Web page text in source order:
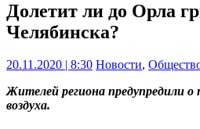
Долетит ли до Орла
Челябинска?
20.11.2020 | 8:30 Новости,
Жителей региона предупредили о
воздуха.